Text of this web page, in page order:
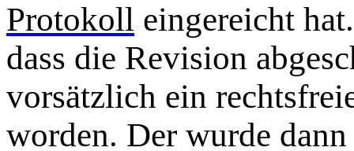
Protokoll eingereicht
dass die Revision
vorsätzlich ein
worden. Der wurde